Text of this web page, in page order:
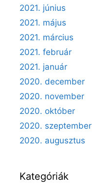
2021. június
2021. május
2021. március
2021. február
2021. január
2020. december
2020. november
2020. október
2020. szeptember
2020. augusztus
Kategóriák